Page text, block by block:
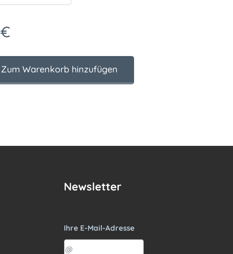
€
Zum Warenkorb hinzufügen
Newsletter
Ihre E-Mail-Adresse